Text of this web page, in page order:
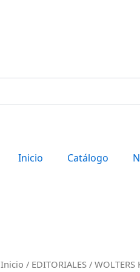
Inicio Catálogo
Inicio / EDITORIALES / WOLTERS
HISTOLOGÍA